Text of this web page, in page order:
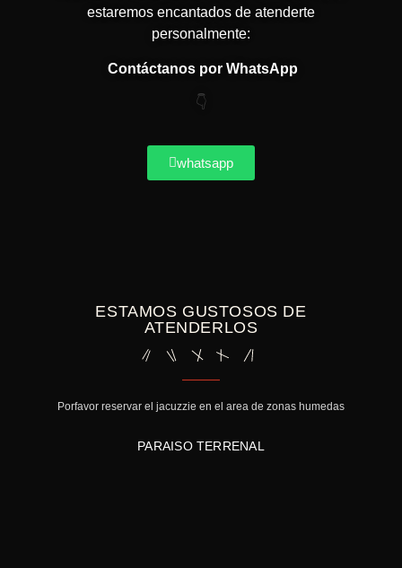
estaremos encantados de atenderte
personalmente:
Contáctanos por WhatsApp
👇
whatsapp
ESTAMOS GUSTOSOS DE
ATENDERLOS
Porfavor reservar el jacuzzie en el area de zonas humedas
PARAISO TERRENAL